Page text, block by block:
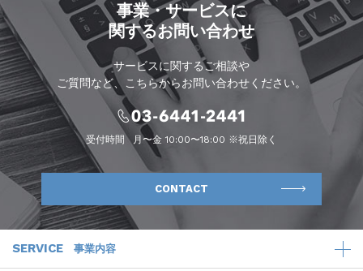
事業・サービスに
関するお問い合わせ
サービスに関するご相談や
ご質問など、こちらからお問い合わせください。
受付時間 月〜金 10:00〜18:00 ※祝日除く
CONTACT
SERVICE 事業内容